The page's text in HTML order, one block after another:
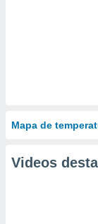
Mapa de
Videos